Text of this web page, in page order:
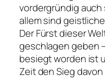
vordergründig
allem sind
Der Fürst dieser
geschlagen geben
besiegt worden ist
Zeit den Sieg